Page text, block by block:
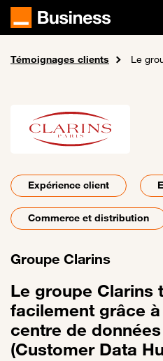
Passer au contenu principal
Accueil
Témoignages clients Le groupe Clarins
Expérience client
Commerce et distribution
Groupe Clarins
Le groupe Clarins
facilement grâce
centre de
(Customer Data